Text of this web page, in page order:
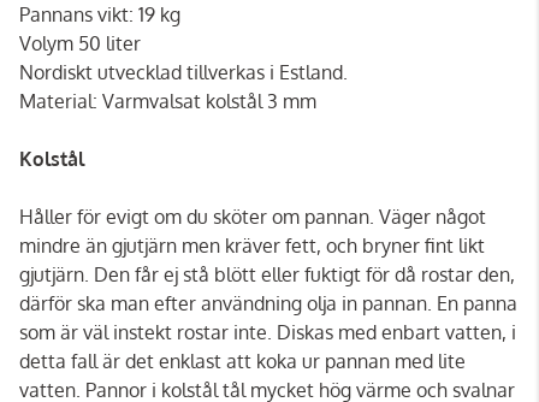
Pannans vikt: 19 kg
Volym 50 liter
Nordiskt utvecklad tillverkas i Estland.
Material: Varmvalsat kolstål 3 mm
Kolstål
Håller för evigt om du sköter om pannan. Väger något
mindre än gjutjärn men kräver fett, och bryner fint likt
gjutjärn. Den får ej stå blött eller fuktigt för då rostar den,
därför ska man efter användning olja in pannan. En panna
som är väl instekt rostar inte. Diskas med enbart vatten, i
detta fall är det enklast att koka ur pannan med lite
vatten. Pannor i kolstål tål mycket hög värme och svalnar